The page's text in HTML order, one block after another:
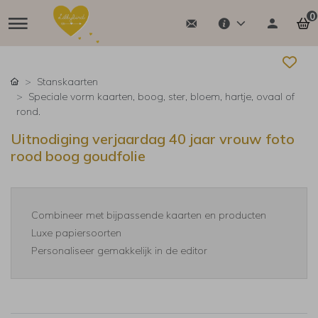
0
Stanskaarten
Speciale vorm kaarten, boog, ster, bloem, hartje, ovaal of
rond.
Uitnodiging verjaardag 40 jaar vrouw foto
rood boog goudfolie
Combineer met bijpassende kaarten en producten
Luxe papiersoorten
Personaliseer gemakkelijk in de editor